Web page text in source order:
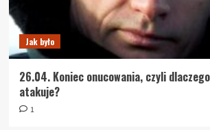
Jak było
26.04. Koniec onucowania, czyli
atakuje?
1